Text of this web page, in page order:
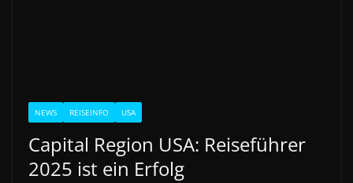
NEWS REISEINFO USA
Capital Region USA: Reiseführer
2025 ist ein Erfolg